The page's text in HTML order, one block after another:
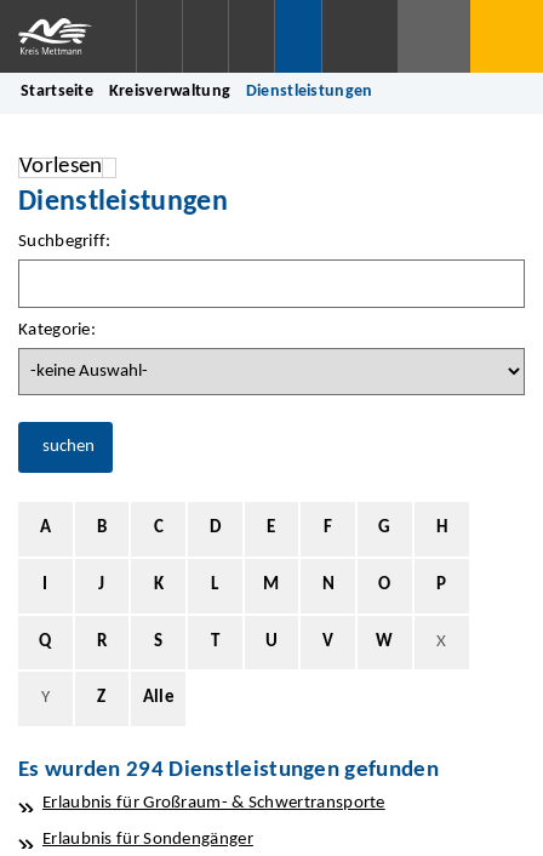
Startseite Kreisverwaltung Dienstleistungen
Vorlesen
Dienstleistungen
Suchbegriff:
Kategorie:
suchen
A B C D E F G H
J K L M N O P
Q R S T U V W X
Y Z Alle
Es wurden 294 Dienstleistungen gefunden
Erlaubnis für Großraum- & Schwertransporte
Erlaubnis für Sondengänger